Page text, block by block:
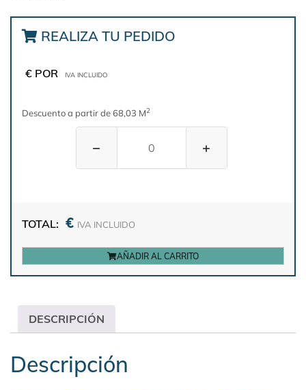
REALIZA TU PEDIDO
€ POR IVA INCLUIDO
Descuento a partir de 68,03 M2
− +
TOTAL: € IVA INCLUIDO
AÑADIR AL CARRITO
DESCRIPCIÓN
Descripción